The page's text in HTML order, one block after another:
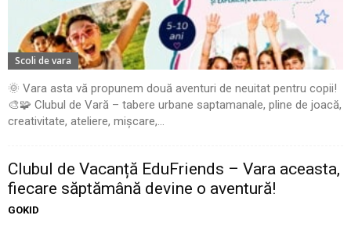
Scoli de vara
🌞 Vara asta vă propunem două aventuri de neuitat pentru copii!
🎨🧩 Clubul de Vară – tabere urbane saptamanale, pline de joacă,
creativitate, ateliere, mișcare,...
Clubul de Vacanță EduFriends – Vara aceasta,
fiecare săptămână devine o aventură!
GOKID